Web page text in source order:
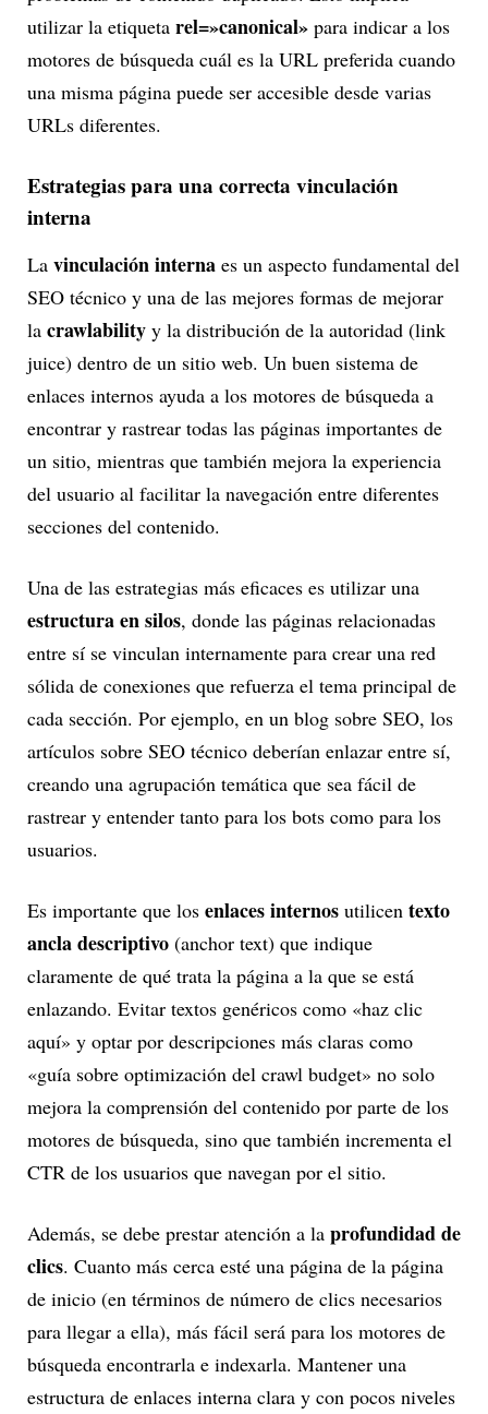
utilizar la etiqueta rel=»canonical» para indicar a los
motores de búsqueda cuál es la URL preferida cuando
una misma página puede ser accesible desde varias
URLs diferentes.
Estrategias para una correcta vinculación
interna
La vinculación interna es un aspecto fundamental del
SEO técnico y una de las mejores formas de mejorar
la crawlability y la distribución de la autoridad (link
juice) dentro de un sitio web. Un buen sistema de
enlaces internos ayuda a los motores de búsqueda a
encontrar y rastrear todas las páginas importantes de
un sitio, mientras que también mejora la experiencia
del usuario al facilitar la navegación entre diferentes
secciones del contenido.
Una de las estrategias más eficaces es utilizar una
estructura en silos, donde las páginas relacionadas
entre sí se vinculan internamente para crear una red
sólida de conexiones que refuerza el tema principal de
cada sección. Por ejemplo, en un blog sobre SEO, los
artículos sobre SEO técnico deberían enlazar entre sí,
creando una agrupación temática que sea fácil de
rastrear y entender tanto para los bots como para los
usuarios.
Es importante que los enlaces internos utilicen texto
ancla descriptivo (anchor text) que indique
claramente de qué trata la página a la que se está
enlazando. Evitar textos genéricos como «haz clic
aquí» y optar por descripciones más claras como
«guía sobre optimización del crawl budget» no solo
mejora la comprensión del contenido por parte de los
motores de búsqueda, sino que también incrementa el
CTR de los usuarios que navegan por el sitio.
Además, se debe prestar atención a la profundidad de
clics. Cuanto más cerca esté una página de la página
de inicio (en términos de número de clics necesarios
para llegar a ella), más fácil será para los motores de
búsqueda encontrarla e indexarla. Mantener una
estructura de enlaces interna clara y con pocos niveles